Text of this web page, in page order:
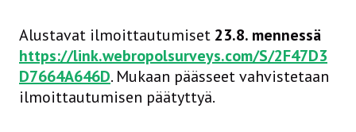
Alustavat ilmoittautumiset 23.8. mennessä
https://link.webropolsurveys.com/S/2F47D3
D7664A646D. Mukaan päässeet vahvistetaan
ilmoittautumisen päätyttyä.